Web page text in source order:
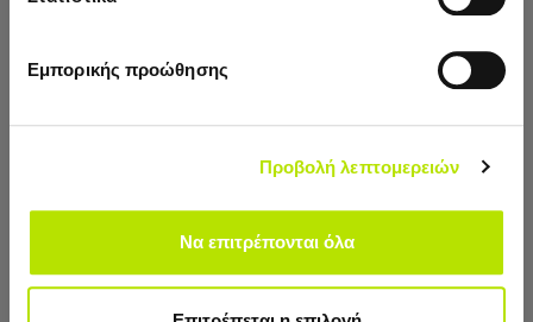
Εμπορικής προώθησης
Προβολή λεπτομερειών
Να επιτρέπονται όλα
Να μην εμφανιστεί ξανά.
Reebok
Emerald
7,50€